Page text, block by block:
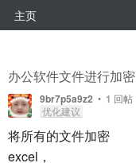
主页
办公软件文件进行加密
9br7p5a9z2 • 1 回帖
优化建议
将所有的文件加密
excel，